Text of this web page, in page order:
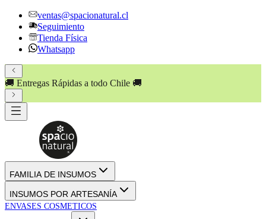
ventas@spacionatural.cl
Seguimiento
Tienda Física
Whatsapp
🚚 Entregas Rápidas a todo Chile 🚚
FAMILIA DE INSUMOS
INSUMOS POR ARTESANÍA
ENVASES COSMETICOS